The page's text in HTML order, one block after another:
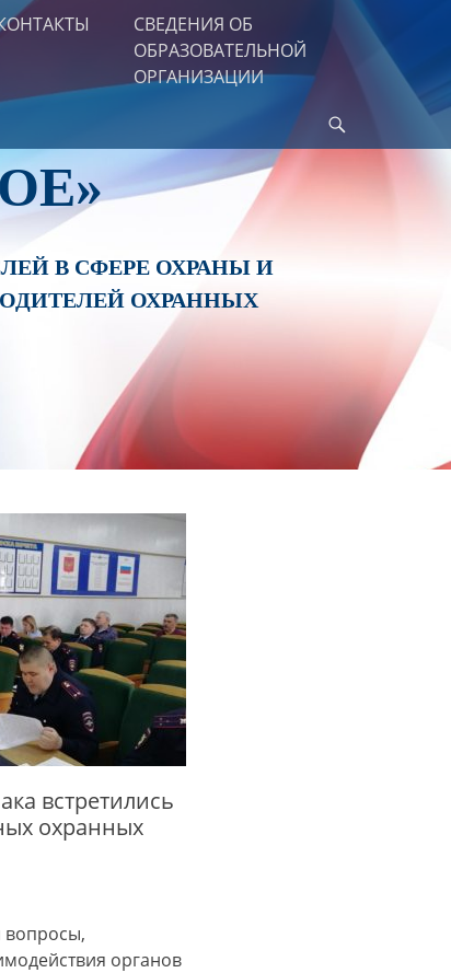
СВЕДЕНИЯ ОБ
ОБРАЗОВАТЕЛЬНОЙ
ОРГАНИЗАЦИИ
В СФЕРЕ ОХРАНЫ И
ОХРАННЫХ
встретились
охранных
органов